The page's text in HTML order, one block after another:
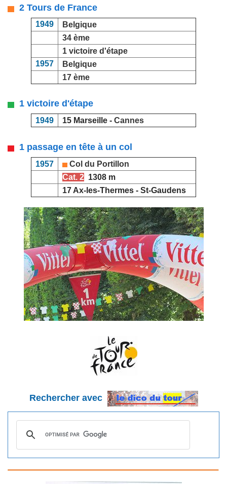
2 Tours de France
1949
Belgique
34 ème
1 victoire d'étape
1957
Belgique
17 ème
1 victoire d'étape
1949 15 Marseille - Cannes
1 passage en tête à un col
1957
Col du Portillon
Cat. 2 1308 m
17 Ax-les-Thermes - St-Gaudens
Rechercher avec